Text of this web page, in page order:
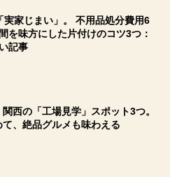
実家じまい」。 不用品処分費用6
を味方にした片付けのコツ3つ：
記事
西の「工場見学」スポット3つ。
、絶品グルメも味わえる